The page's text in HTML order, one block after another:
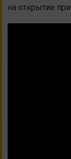
на открытие